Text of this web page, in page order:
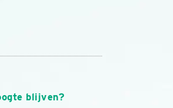
blijven?